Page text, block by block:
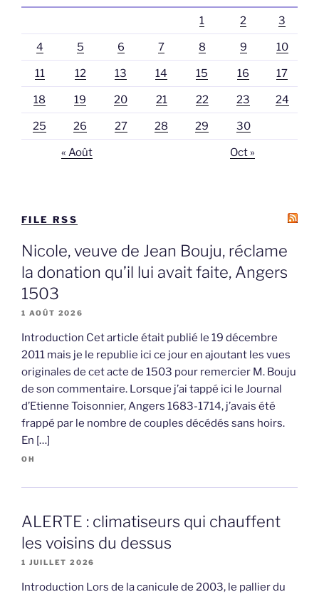
1 2 3
4 5 6 7 8 9 10
11 12 13 14 15 16 17
18 19 20 21 22 23 24
25 26 27 28 29 30
« Août Oct »
FILE RSS
Nicole, veuve de Jean Bouju, réclame
la donation qu’il lui avait faite, Angers
1503
1 AOÛT 2026
Introduction Cet article était publié le 19 décembre
2011 mais je le republie ici ce jour en ajoutant les vues
originales de cet acte de 1503 pour remercier M. Bouju
de son commentaire. Lorsque j’ai tappé ici le Journal
d’Etienne Toisonnier, Angers 1683-1714, j’avais été
frappé par le nombre de couples décédés sans hoirs.
En […]
OH
ALERTE : climatiseurs qui chauffent
les voisins du dessus
1 JUILLET 2026
Introduction Lors de la canicule de 2003, le pallier du